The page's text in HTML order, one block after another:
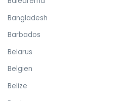
Bangladesh
Barbados
Belarus
Belgien
Belize